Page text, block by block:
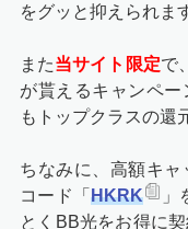
をグッと抑えられま
また当サイト限定で、
が貰えるキャンペ
もトップクラスの還
ちなみに、高額キ
コード「HKRK
とくBB光をお得に